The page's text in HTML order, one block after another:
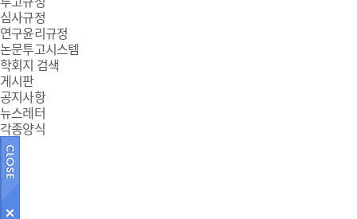
심사규정
연구윤리규정
논문투고시스템
학회지 검색
게시판
공지사항
뉴스레터
각종양식